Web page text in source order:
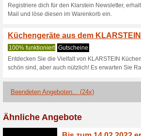
Klarstein
Neuheiten im
100% funktioniert
Klarstein
Gebe den Code